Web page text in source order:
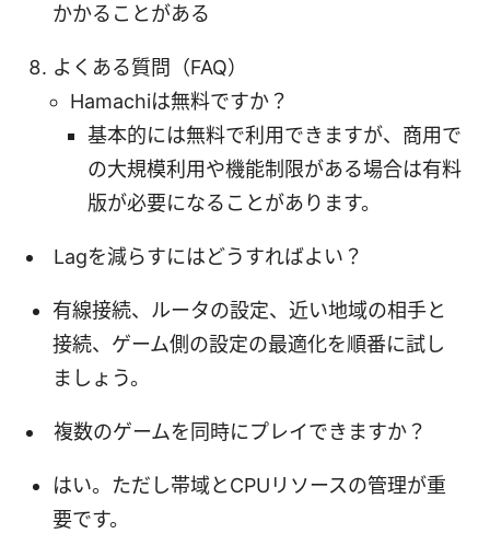
かかることがある
よくある質問（FAQ）
Hamachiは無料ですか？
基本的には無料で利用できますが、商用で
の大規模利用や機能制限がある場合は有料
版が必要になることがあります。
Lagを減らすにはどうすればよい？
有線接続、ルータの設定、近い地域の相手と
接続、ゲーム側の設定の最適化を順番に試し
ましょう。
複数のゲームを同時にプレイできますか？
はい。ただし帯域とCPUリソースの管理が重
要です。